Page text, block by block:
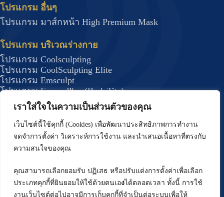
เราใส่ใจในความเป็นส่วนตัวของคุณ
เว็บไซต์นี้ใช้คุกกี้ (Cookies) เพื่อพัฒนาประสิทธิภาพการทำงาน
จดจำการตั้งค่า วิเคราะห์การใช้งาน และนำเสนอเนื้อหาที่ตรงกับ
ความสนใจของคุณ
คุณสามารถเลือกยอมรับ ปฏิเสธ หรือปรับแต่งการตั้งค่าเพื่อเลือก
ประเภทคุกกี้ที่ยินยอมให้ใช้ด้วยตนเองได้ตลอดเวลา ทั้งนี้ การใช้
งานเว็บไซต์ต่อไปอาจมีการเก็บคุกกี้ที่จำเป็นต่อระบบเพื่อให้
โปรแกรม อื่นๆ
โปรแกรม มาส์กหน้า High Premium Mask
โปรแกรม บริเวณร่างกาย
โปรแกรม Coolsculpting
โปรแกรม CoolSculpting Elite
โปรแกรม Emsculpt
โปรแกรม Forma Plus (BodyTite)
โปรแกรม JUVELOOK
โปรแกรม DRAKARIAN สลายไขมันใต้ผิว
โปรแกรม J Plasma กระชับสัดส่วน
โปรแกรมรักษาสิว
โปรแกรม Deep Scar
โปรแกรม ปลูกผม FUE
โปรแกรมปลูกผมด้วยเทคนิค Long Hair (Non –